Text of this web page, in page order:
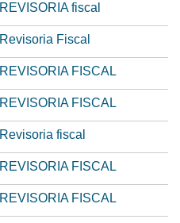
REVISORIA fiscal
Revisoria Fiscal
REVISORIA FISCAL
REVISORIA FISCAL
Revisoria fiscal
REVISORIA FISCAL
REVISORIA FISCAL